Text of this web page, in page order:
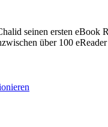
seinen ersten
über 100